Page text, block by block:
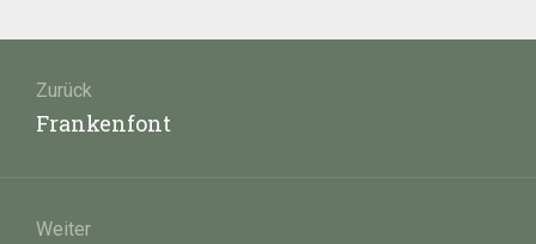
Zurück
Vorheriger
Frankenfont
Weiter